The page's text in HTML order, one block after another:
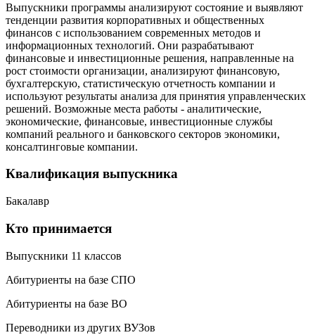
Выпускники программы анализируют состояние и выявляют
тенденции развития корпоративных и общественных
финансов с использованием современных методов и
информационных технологий. Они разрабатывают
финансовые и инвестиционные решения, направленные на
рост стоимости организации, анализируют финансовую,
бухгалтерскую, статистическую отчетность компании и
используют результаты анализа для принятия управленческих
решений. Возможные места работы - аналитические,
экономические, финансовые, инвестиционные службы
компаний реального и банковского секторов экономики,
консалтинговые компании.
Квалификация выпускника
Бакалавр
Кто принимается
Выпускники 11 классов
Абитуриенты на базе СПО
Абитуриенты на базе ВО
Переводники из других ВУЗов